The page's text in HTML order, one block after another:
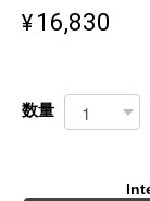
¥16,830
数量